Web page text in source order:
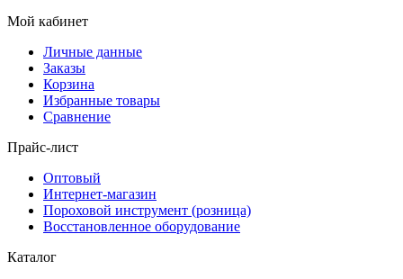
Мой кабинет
Личные данные
Заказы
Корзина
Избранные товары
Сравнение
Прайс-лист
Оптовый
Интернет-магазин
Пороховой инструмент (розница)
Восстановленное оборудование
Каталог